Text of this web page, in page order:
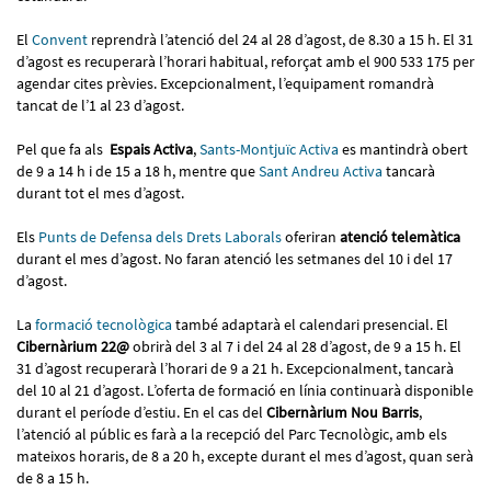
El Convent reprendrà l’atenció del 24 al 28 d’agost, de 8.30 a 15 h. El 31
d’agost es recuperarà l’horari habitual, reforçat amb el 900 533 175 per
agendar cites prèvies. Excepcionalment, l’equipament romandrà
tancat de l’1 al 23 d’agost.
Pel que fa als Espais Activa,Sants-Montjuïc Activa es mantindrà obert
de 9 a 14 h i de 15 a 18 h, mentre queSant Andreu Activa tancarà
durant tot el mes d’agost.
Els Punts de Defensa dels Drets Laboralsoferiran atenció telemàtica
durant el mes d’agost. No faran atenció les setmanes del 10 i del 17
d’agost.
La formació tecnològica també adaptarà el calendari presencial. El
Cibernàrium 22@obrirà del 3 al 7 i del 24 al 28 d’agost, de 9 a 15 h. El
31 d’agost recuperarà l’horari de 9 a 21 h. Excepcionalment, tancarà
del 10 al 21 d’agost. L’oferta de formació en línia continuarà disponible
durant el període d’estiu. En el cas del Cibernàrium Nou Barris,
l’atenció al públic es farà a la recepció del Parc Tecnològic, amb els
mateixos horaris, de 8 a 20 h, excepte durant el mes d’agost, quan serà
de 8 a 15 h.